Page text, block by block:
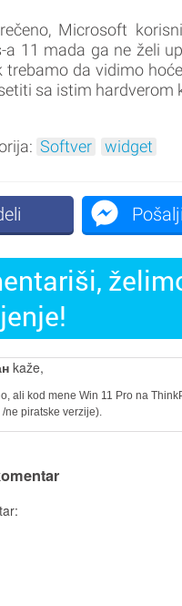
Microsoft
a 11 mada ga ne želi
trebamo da vidimo
sa istim hardverom
Softver widget
Pošalji
kaže,
ali kod mene Win 11 Pro na
/ne piratske verzije).